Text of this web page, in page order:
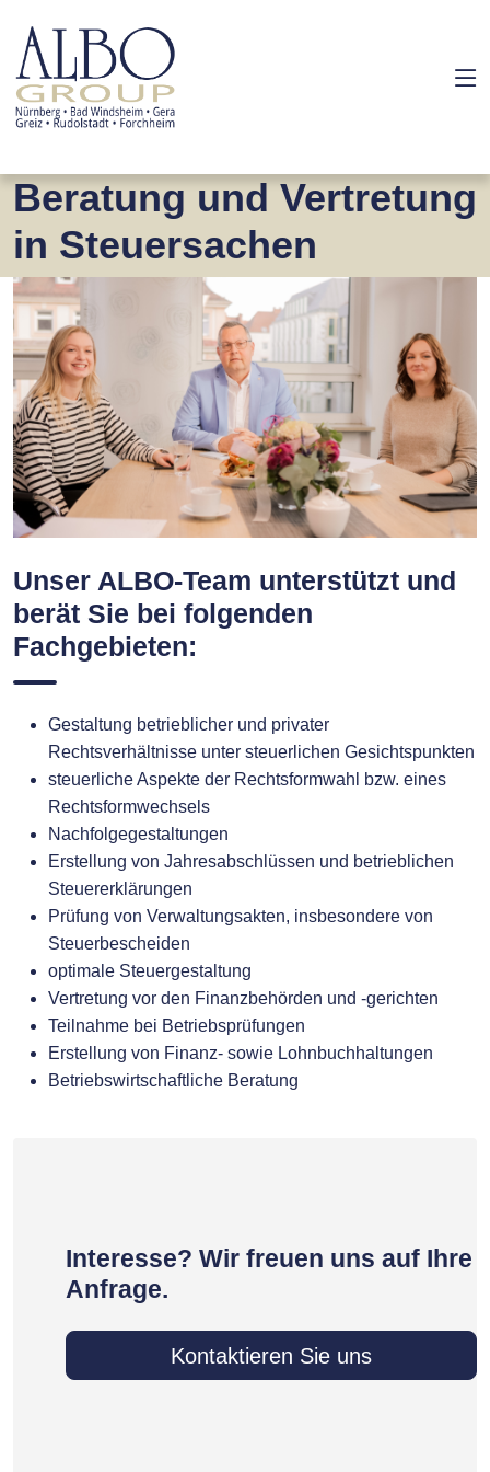
Beratung und Vertretung
in Steuersachen
Unser ALBO-Team unterstützt und
berät Sie bei folgenden
Fachgebieten:
Gestaltung betrieblicher und privater
Rechtsverhältnisse unter steuerlichen Gesichtspunkten
steuerliche Aspekte der Rechtsformwahl bzw. eines
Rechtsformwechsels
Nachfolgegestaltungen
Erstellung von Jahresabschlüssen und betrieblichen
Steuererklärungen
Prüfung von Verwaltungsakten, insbesondere von
Steuerbescheiden
optimale Steuergestaltung
Vertretung vor den Finanzbehörden und -gerichten
Teilnahme bei Betriebsprüfungen
Erstellung von Finanz- sowie Lohnbuchhaltungen
Betriebswirtschaftliche Beratung
Interesse? Wir freuen uns auf Ihre
Anfrage.
Kontaktieren Sie uns